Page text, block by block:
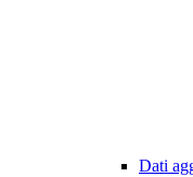
Dati